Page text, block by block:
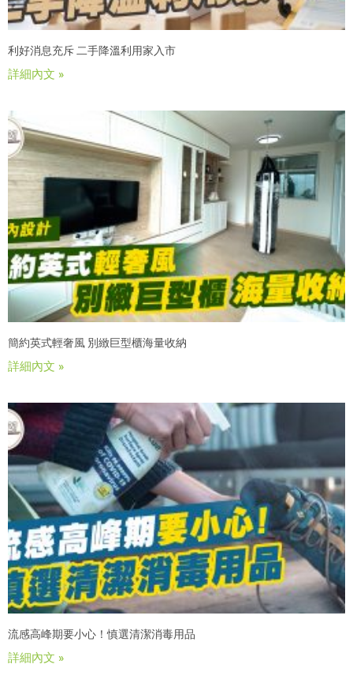
利好消息充斥 二手降溫利用家入市
詳細內文 »
簡約英式輕奢風 別緻巨型櫃海量收納
詳細內文 »
流感高峰期要小心！慎選清潔消毒用品
詳細內文 »